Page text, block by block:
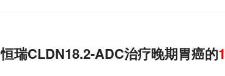
恒瑞CLDN18.2-ADC治疗晚期胃癌的1